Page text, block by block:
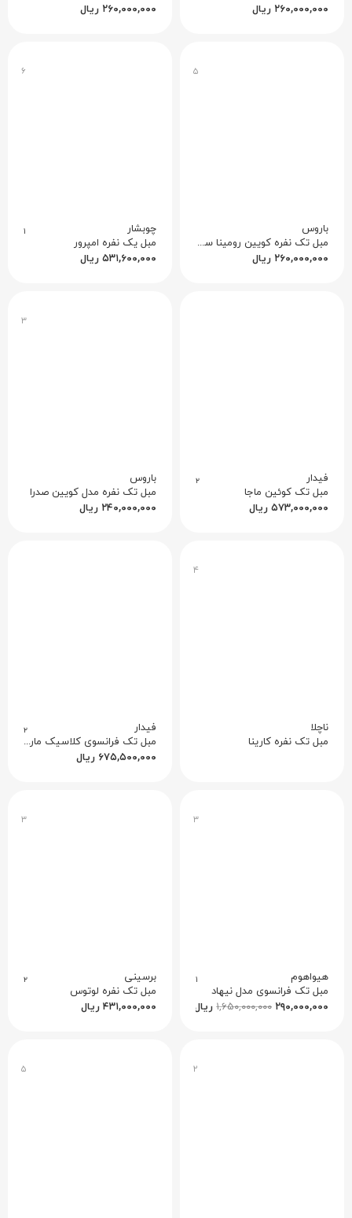
۲۶۰,۰۰۰,۰۰۰ ریال
۲۶۰,۰۰۰,۰۰۰ ریال
۵
باروس
مبل تک‌ نفره کویین رومینا ساده بدون منبت
۲۶۰,۰۰۰,۰۰۰ ریال
۶
چوبشار ۱
مبل یک نفره امپرور
۵۳۱,۶۰۰,۰۰۰ ریال
فیدار ۲
مبل تک کوئین ماجا
۵۷۳,۰۰۰,۰۰۰ ریال
۳
باروس
مبل تک نفره مدل کویین صدرا
۲۴۰,۰۰۰,۰۰۰ ریال
۴
ناچلا
مبل تک نفره کارینا
فیدار ۲
مبل تک فرانسوی کلاسیک مارکیز
۶۷۵,۵۰۰,۰۰۰ ریال
۳
هیواهوم ۱
مبل تک فرانسوی مدل نیهاد
۱,۶۵۰,۰۰۰,۰۰۰ ۲۹۰,۰۰۰,۰۰۰ ریال
۳
برسینی ۲
مبل تک نفره لوتوس
۴۳۱,۰۰۰,۰۰۰ ریال
۲ ۵